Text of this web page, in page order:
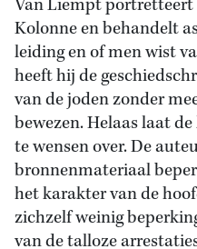
Van Liempt portretteert
Kolonne en behandelt
leiding en of men wist
heeft hij de
van de joden zonder
bewezen. Helaas laat
te wensen over. De
bronnenmateriaal
het karakter van de
zichzelf weinig
van de talloze